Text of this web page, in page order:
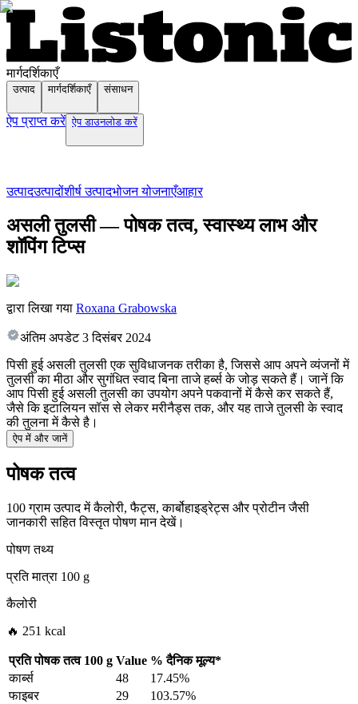
मार्गदर्शिकाएँ
उत्पाद मार्गदर्शिकाएँ संसाधन
ऐप प्राप्त करें ऐप डाउनलोड करें
उत्पादउत्पादोंशीर्ष उत्पादभोजन योजनाएँआहार
असली तुलसी — पोषक तत्व, स्वास्थ्य लाभ और
शॉपिंग टिप्स
द्वारा लिखा गया Roxana Grabowska
अंतिम अपडेट 3 दिसंबर 2024
पिसी हुई असली तुलसी एक सुविधाजनक तरीका है, जिससे आप अपने व्यंजनों में
तुलसी का मीठा और सुगंधित स्वाद बिना ताजे हर्ब्स के जोड़ सकते हैं। जानें कि
आप पिसी हुई असली तुलसी का उपयोग अपने पकवानों में कैसे कर सकते हैं,
जैसे कि इटालियन सॉस से लेकर मरीनैड्स तक, और यह ताजे तुलसी के स्वाद
की तुलना में कैसे है।
ऐप में और जानें
पोषक तत्व
100 ग्राम उत्पाद में कैलोरी, फैट्स, कार्बोहाइड्रेट्स और प्रोटीन जैसी
जानकारी सहित विस्तृत पोषण मान देखें।
पोषण तथ्य
प्रति मात्रा 100 g
कैलोरी
🔥 251 kcal
प्रति पोषक तत्व 100 g Value %दैनिक मूल्य*
कार्ब्स
48
17.45%
फाइबर
29
103.57%